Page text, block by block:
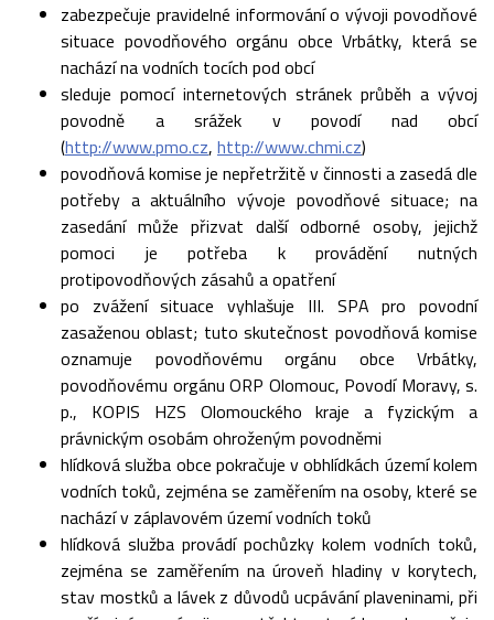
zabezpečuje pravidelné informování o vývoji povodňové
situace povodňového orgánu obce Vrbátky, která se
nachází na vodních tocích pod obcí
sleduje pomocí internetových stránek průběh a vývoj
povodně a srážek v povodí nad obcí
(http://www.pmo.cz, http://www.chmi.cz)
povodňová komise je nepřetržitě v činnosti a zasedá dle
potřeby a aktuálního vývoje povodňové situace; na
zasedání může přizvat další odborné osoby, jejichž
pomoci je potřeba k provádění nutných
protipovodňových zásahů a opatření
po zvážení situace vyhlašuje III. SPA pro povodní
zasaženou oblast; tuto skutečnost povodňová komise
oznamuje povodňovému orgánu obce Vrbátky,
povodňovému orgánu ORP Olomouc, Povodí Moravy, s.
p., KOPIS HZS Olomouckého kraje a fyzickým a
právnickým osobám ohroženým povodněmi
hlídková služba obce pokračuje v obhlídkách území kolem
vodních toků, zejména se zaměřením na osoby, které se
nachází v záplavovém území vodních toků
hlídková služba provádí pochůzky kolem vodních toků,
zejména se zaměřením na úroveň hladiny v korytech,
stav mostků a lávek z důvodů ucpávání plaveninami, při